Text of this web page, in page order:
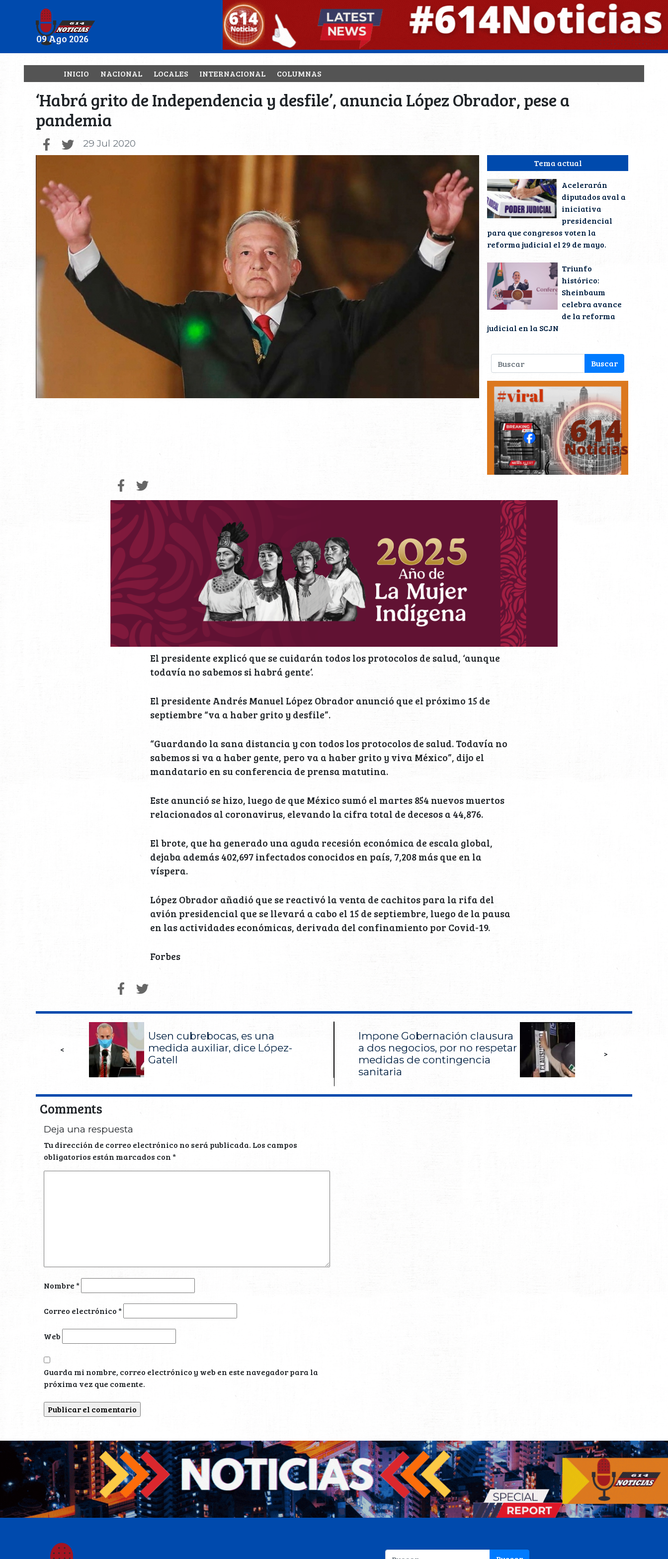
09 Ago 2026
INICIO NACIONAL LOCALES INTERNACIONAL COLUMNAS
‘Habrá grito de Independencia y desfile’, anuncia López Obrador, pese a
pandemia
29 Jul 2020
Tema actual
Acelerarán
diputados aval a
iniciativa
presidencial
para que congresos voten la
reforma judicial el 29 de mayo.
Triunfo
histórico:
Sheinbaum
celebra avance
de la reforma
judicial en la SCJN
El presidente explicó que se cuidarán todos los protocolos de salud, ‘aunque
todavía no sabemos si habrá gente’.
El presidente Andrés Manuel López Obrador anunció que el próximo 15 de
septiembre “va a haber grito y desfile”.
“Guardando la sana distancia y con todos los protocolos de salud. Todavía no
sabemos si va a haber gente, pero va a haber grito y viva México”, dijo el
mandatario en su conferencia de prensa matutina.
Este anunció se hizo, luego de que México sumó el martes 854 nuevos muertos
relacionados al coronavirus, elevando la cifra total de decesos a 44,876.
El brote, que ha generado una aguda recesión económica de escala global,
dejaba además 402,697 infectados conocidos en país, 7,208 más que en la
víspera.
López Obrador añadió que se reactivó la venta de cachitos para la rifa del
avión presidencial que se llevará a cabo el 15 de septiembre, luego de la pausa
en las actividades económicas, derivada del confinamiento por Covid-19.
Forbes
<
Usen cubrebocas, es una
medida auxiliar, dice López-
Gatell
Impone Gobernación clausura
a dos negocios, por no respetar
medidas de contingencia
sanitaria
>
Comments
Deja una respuesta
Tu dirección de correo electrónico no será publicada. Los campos
obligatorios están marcados con*
Nombre*
Correo electrónico*
Web
Guarda mi nombre, correo electrónico y web en este navegador para la
próxima vez que comente.